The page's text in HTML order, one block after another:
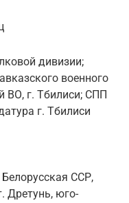
дивизии;
военного
ВО, г. Тбилиси; СПП
г. Тбилиси
Белорусская ССР,
Дретунь, юго-